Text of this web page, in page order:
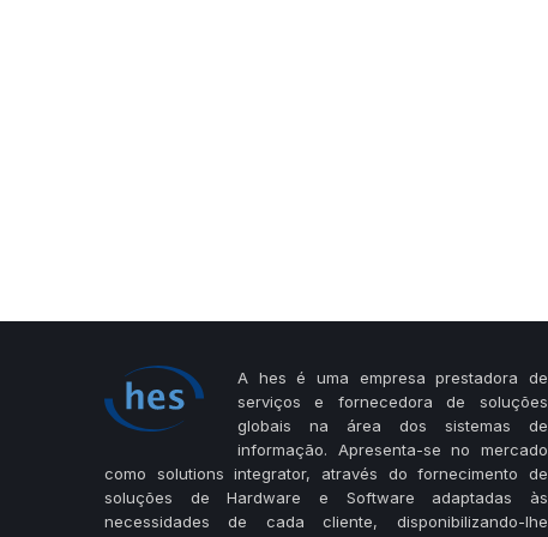
A hes é uma empresa prestadora de
serviços e fornecedora de soluções
globais na área dos sistemas de
informação. Apresenta-se no mercado
como solutions integrator, através do fornecimento de
soluções de Hardware e Software adaptadas às
necessidades de cada cliente, disponibilizando-lhe